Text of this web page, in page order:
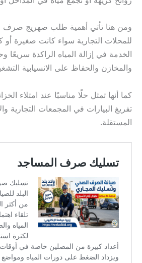
ومن هنا تأتي أهمية طلب صهريج
للمحلات التجارية سواء كانت صغيرة أو
الخدمة في إزالة المياه الراكدة سريعًا
والمخازن والحفاظ على الانسيابية
كما أنها تمثل حلًا مناسبًا عند امتلاء
تفريغ البيارات في المجمعات التجارية
المستقلة.